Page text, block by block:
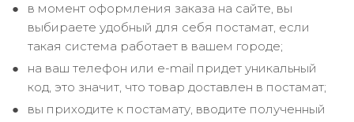
в момент оформления заказа на сайте, вы
выбираете удобный для себя постамат, если
такая система работает в вашем городе;
на ваш телефон или e-mail придет уникальный
код, это значит, что товар доставлен в постамат;
вы приходите к постамату, вводите полученный